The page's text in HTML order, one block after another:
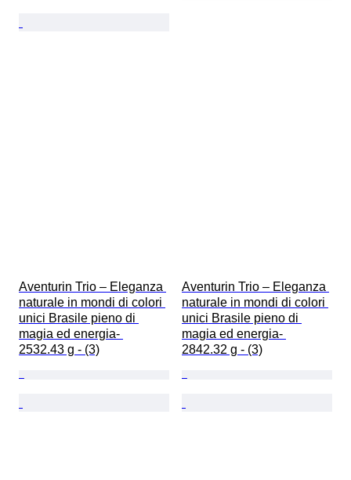
Aventurin Trio – Eleganza
naturale in mondi di colori
unici Brasile pieno di
magia ed energia-
2532.43 g - (3)
Aventurin Trio – Eleganza
naturale in mondi di colori
unici Brasile pieno di
magia ed energia-
2842.32 g - (3)